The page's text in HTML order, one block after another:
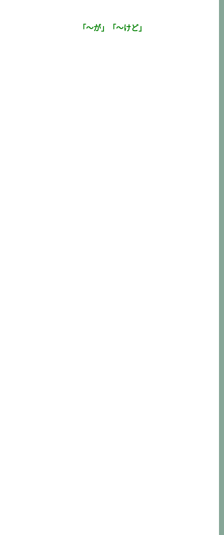
「～が」「～けど」